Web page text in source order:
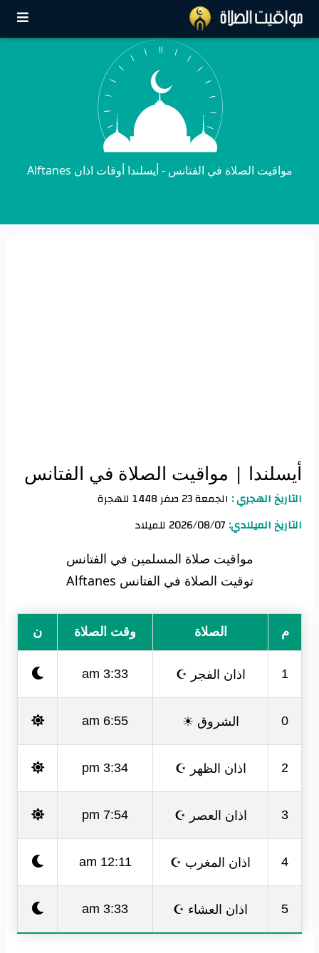
مواقيت الصلاة في الفتانس - أيسلندا أوقات اذان Alftanes
أيسلندا | مواقيت الصلاة في الفتانس
التاريخ الهجري : الجمعة 23 صفر 1448 للهجرة
التاريخ الميلادي:
مواقيت صلاة المسلمين في الفتانس
توقيت الصلاة في الفتانس Alftanes
م الصلاة وقت الصلاة ن
1 اذان الفجر ☪ 3:33 am
0 الشروق ☀ 6:55 am
2 اذان الظهر ☪ 3:34 pm
3 اذان العصر ☪ 7:54 pm
4 اذان المغرب ☪ 12:11 am
5 اذان العشاء ☪ 3:33 am